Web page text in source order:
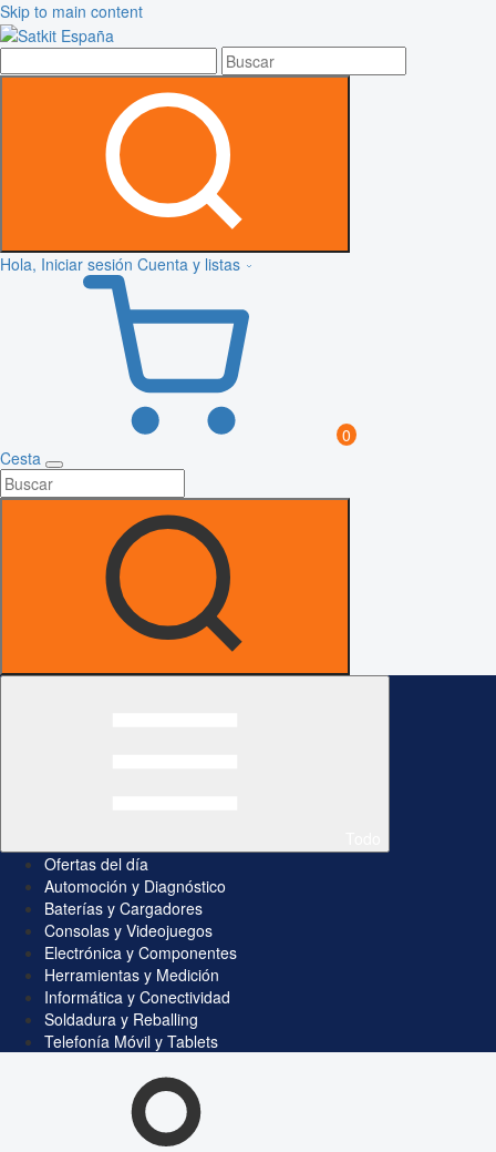
Skip to main content
Hola, Iniciar sesión Cuenta y listas
0
Cesta
Ofertas del día
Automoción y Diagnóstico
Baterías y Cargadores
Consolas y Videojuegos
Electrónica y Componentes
Herramientas y Medición
Informática y Conectividad
Soldadura y Reballing
Telefonía Móvil y Tablets